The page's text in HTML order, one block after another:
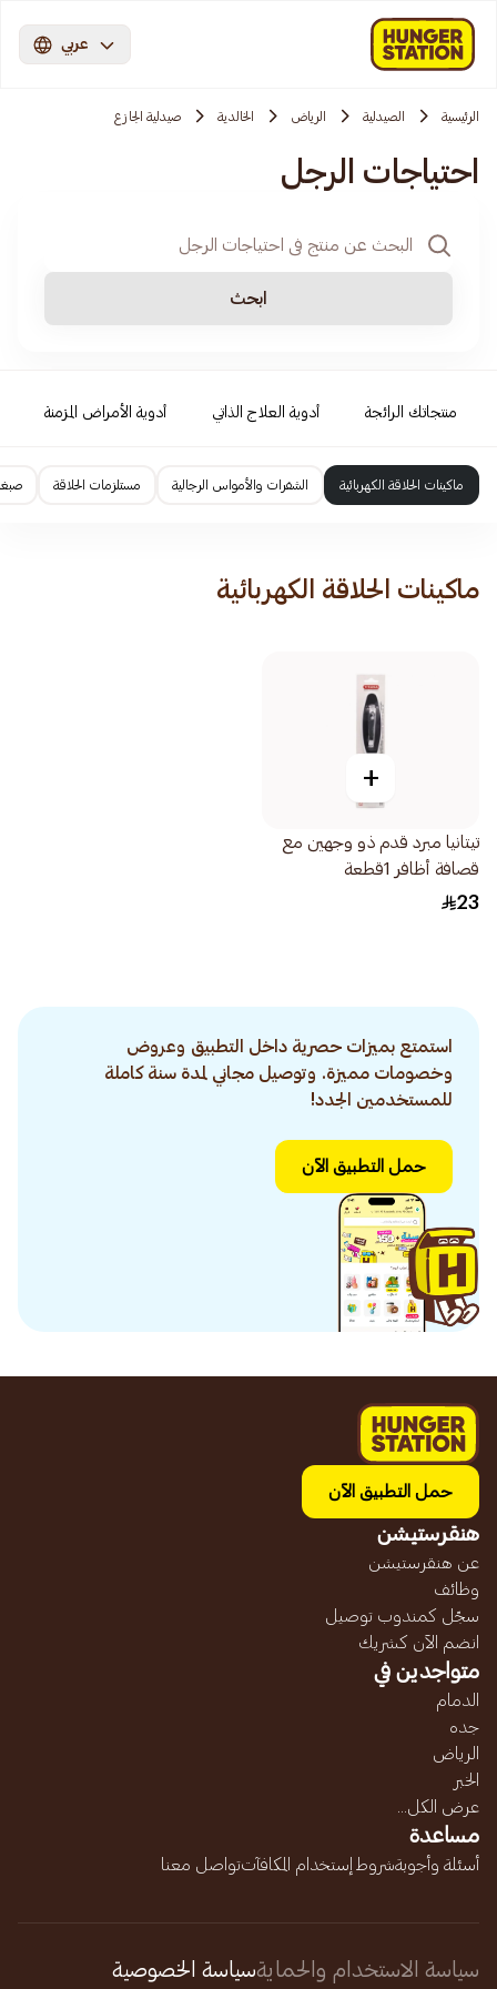
عربي
الرئيسية الصيدلية الرياض الخالدية صيدلية الجازع
احتياجات الرجل
ابحث
منتجاتك الرائجة أدوية العلاج الذاتي أدوية الأمراض المزمنة
ماكينات الحلاقة الكهربائية الشفرات والأمواس الرجالية مستلزمات الحلاقة
ماكينات الحلاقة الكهربائية
+
تيتانيا مبرد قدم ذو وجهين مع
قصافة أظافر 1قطعة
23
استمتع بميزات حصرية داخل التطبيق وعروض
وخصومات مميزة. وتوصيل مجاني لمدة سنة كاملة
للمستخدمين الجدد!
حمل التطبيق الآن
حمل التطبيق الآن
هنقرستيشن
عن هنقرستيشن
وظائف
سجّل كمندوب توصيل
انضم الآن كشريك
متواجدين في
الدمام
جده
الرياض
الخبر
عرض الكل...
مساعدة
أسئلة وأجوبةشروط إستخدام المكافآتتواصل معنا
سياسة الاستخدام والحمايةسياسة الخصوصية